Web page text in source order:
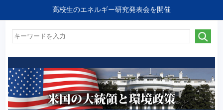
高校生のエネルギー研究発表会を開催